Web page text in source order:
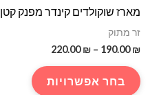
מארז שוקולדים קינדר מפנק קטן
זר מתוק
190.00₪
–
220.00₪
עדבחר אפשרויות